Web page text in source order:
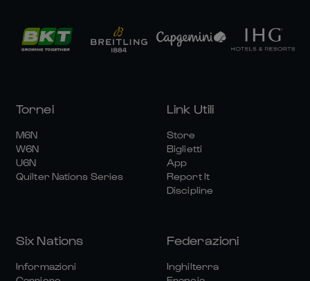
Tornei
M6N
W6N
U6N
Quilter Nations Series
Link Utili
Store
Biglietti
App
Report It
Discipline
Six Nations
Informazioni
Federazioni
Inghilterra